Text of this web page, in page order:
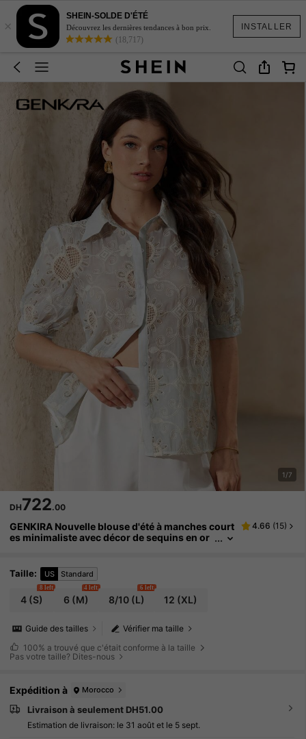
INSTALLER
×
SHEIN-SOLDE D'ÉTÉ
Découvrez les dernières tendances à bon prix.
(18,717)
1/7
DH722.00
GENKIRA Nouvelle blouse d'été à manches court
es minimaliste avec décor de sequins en or
4.66 (15)
Taille: US Standard
4 (S)
8 left
6 (M)
4 left
8/10(L)
6 left
12 (XL)
Vérifier ma taille
Guide des tailles
100% a trouvé que c'était conforme à la taille
Pas votre taille? Dites-nous
Expédition à Morocco
Livraison à seulement DH51.00
Estimation de livraison: le 31 août et le 5 sept.